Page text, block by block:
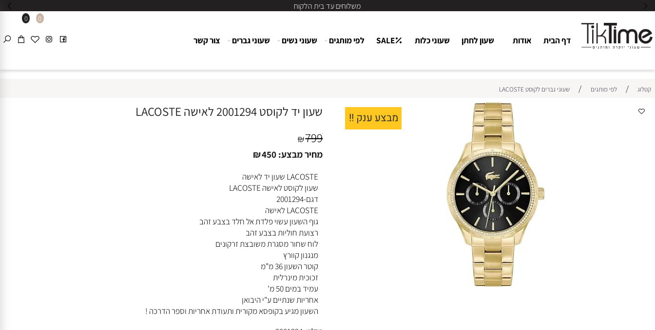
משלוחים עד בית הלקוח
0 0
דף הבית אודות שעון לחתן שעוני כלות SALE לפי מותגים שעוני נשים שעוני גברים צור קשר
לפי מותגים / שעוני גברים לקוסט LACOSTE
מבצע ענק !! שעון יד לקוסט 2001294 לאישה LACOSTE
₪799
מחיר מבצע: ₪450
LACOSTE שעון יד לאישה
שעון לקוסט לאישה LACOSTE
דגם-2001294
LACOSTE לאישה
גוף השעון עשוי פלדת אל חלד בצבע זהב
רצועת חוליות בצבע זהב
לוח שחור מסגרת משובצת זרקונים
מנגנון קוורץ
קוטר השעון 36 מ"מ
זכוכית מינרלית
עמיד במים 50 מ'
אחריות שנתיים ע"י היבואן